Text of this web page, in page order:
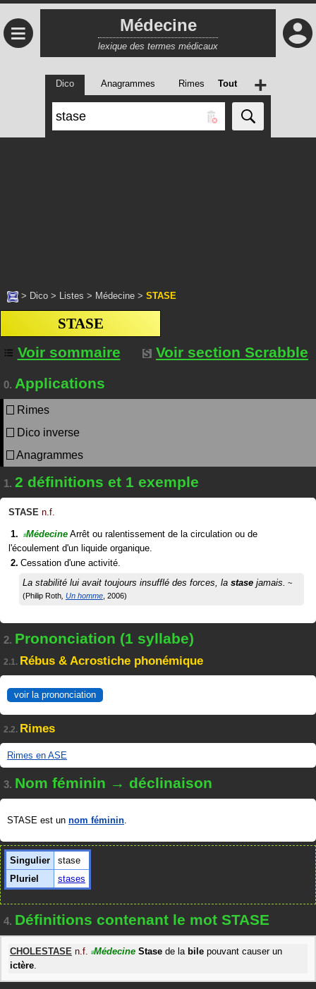
≡ Médecine
lexique des termes médicaux
Dico Anagrammes Rimes Tout +
> Dico > Listes > Médecine > STASE
STASE
Voir sommaire
Voir section Scrabble
0. Applications
Rimes
Dico inverse
Anagrammes
1. 2 définitions et 1 exemple
STASE n.f.
#Médecine Arrêt ou ralentissement de la circulation ou de
l'écoulement d'un liquide organique.
Cessation d'une activité.
La stabilité lui avait toujours insufflé des forces, la stase jamais.
Philip Roth Un homme 2006
2. Prononciation (1 syllabe)
2.1. Rébus & Acrostiche phonémique
voir la prononciation
2.2. Rimes
Rimes en ASE
3. Nom féminin → déclinaison
STASE est un nom féminin.
Singulier
stase
Pluriel
stases
4. Définitions contenant le mot STASE
CHOLESTASE n.f. #Médecine Stase de la bile pouvant causer un
ictère.